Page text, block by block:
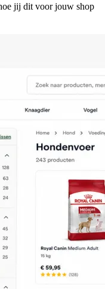
jij dit voor jouw shop